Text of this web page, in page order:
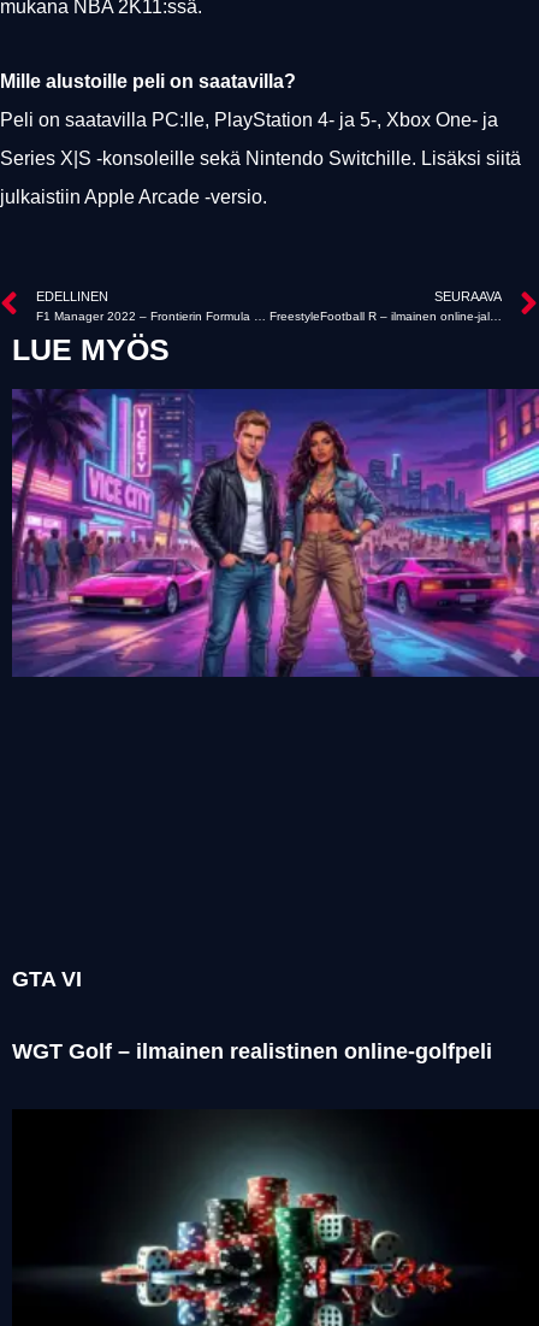
mukana NBA 2K11:ssä.
Mille alustoille peli on saatavilla?
Peli on saatavilla PC:lle, PlayStation 4- ja 5-, Xbox One- ja
Series X|S -konsoleille sekä Nintendo Switchille. Lisäksi siitä
julkaistiin Apple Arcade -versio.
EDELLINEN SEURAAVA
FreestyleFootball R – ilmainen online-jalkapallopeli
LUE MYÖS
GTA VI
WGT Golf – ilmainen realistinen online-golfpeli